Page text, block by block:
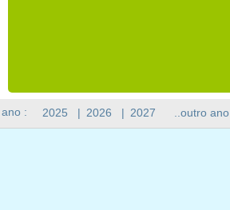
: 2025 | 2026 | 2027 ..outro ano